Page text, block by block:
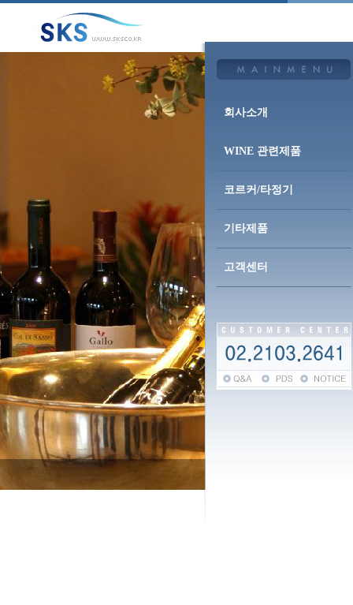
회사소개
WINE 관련제품
코르커/타정기
기타제품
고객센터